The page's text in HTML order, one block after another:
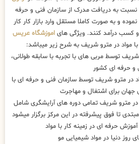
نسبت به دریافت مدرک از سازمان فنی و حرفه
نموده و به صورت کاملا مستقل وارد بازار کار کار
کسب درآمد کنند. ویژگی های اموزشگاه عریس
با مواد در مترو شریف به شرح زیر میباشد:
توسط مربی های با تجربه با سابقه طولانی،
و حرفه ای کشور
در مترو شریف توسط سازمان فنی و حرفه ای با
جهان برای اشتغال و مهاجرت
در مترو شریف تمامی دوره های آرایشگری شامل
حرفه ای در زمینه کار با مواد
دنیا در مواد شیمیایی مو